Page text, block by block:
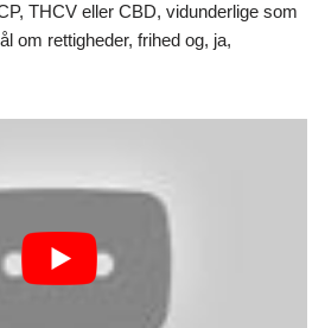
THCV eller CBD, vidunderlige som
om rettigheder, frihed og, ja,